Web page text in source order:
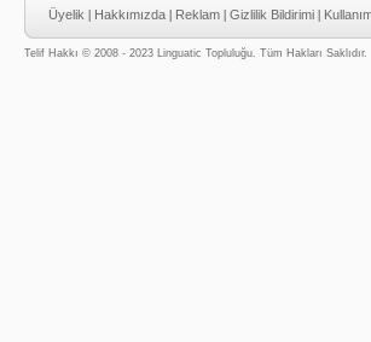
Üyelik | Hakkımızda | Reklam | Gizlilik Bildirimi |
Telif Hakkı © 2008 - 2023 Linguatic Topluluğu. Tüm Hakları Saklıdır.